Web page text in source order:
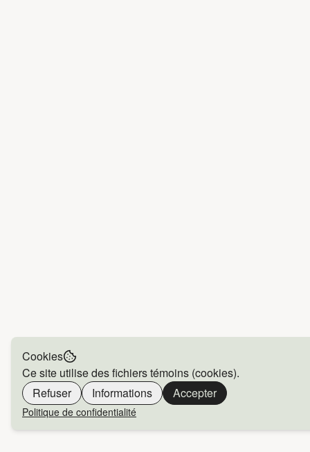
Cookies
Ce site utilise des fichiers témoins (cookies).
Refuser
Informations Accepter
Politique de confidentialité